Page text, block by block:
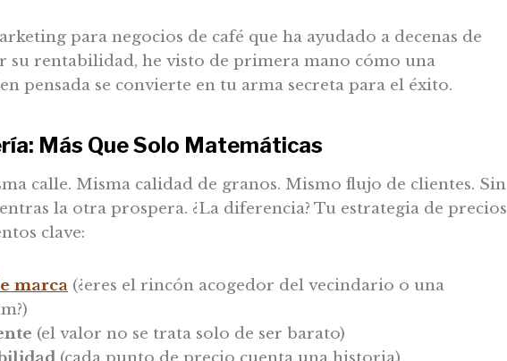
para negocios de café que ha ayudado a decenas de
su rentabilidad, he visto de primera mano cómo una
pensada se convierte en tu arma secreta para el éxito.
Más Que Solo Matemáticas
calle. Misma calidad de granos. Mismo flujo de clientes. Sin
la otra prospera. ¿La diferencia? Tu estrategia de precios
clave:
marca (¿eres el rincón acogedor del vecindario o una
(el valor no se trata solo de ser barato)